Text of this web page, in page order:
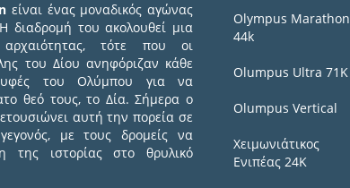
είναι ένας μοναδικός αγώνας
διαδρομή του ακολουθεί μια
τότε που οι
του Δίου ανηφόριζαν κάθε
του Ολύμπου για να
θεό τους, το Δία. Σήμερα ο
αυτή την πορεία σε
με τους δρομείς να
της ιστορίας στο θρυλικό
Olympus Marathon
44k
Olumpus Ultra 71K
Olumpus Vertical
Χειμωνιάτικος
Ενιπέας 24Κ